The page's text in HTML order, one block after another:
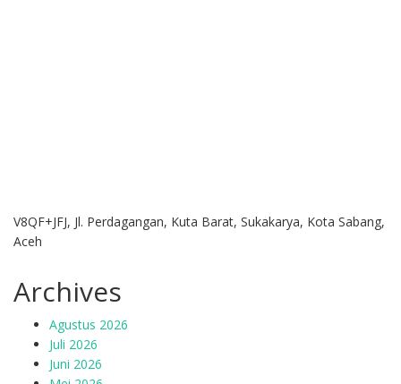
V8QF+JFJ, Jl. Perdagangan, Kuta Barat, Sukakarya, Kota Sabang,
Aceh
Archives
Agustus 2026
Juli 2026
Juni 2026